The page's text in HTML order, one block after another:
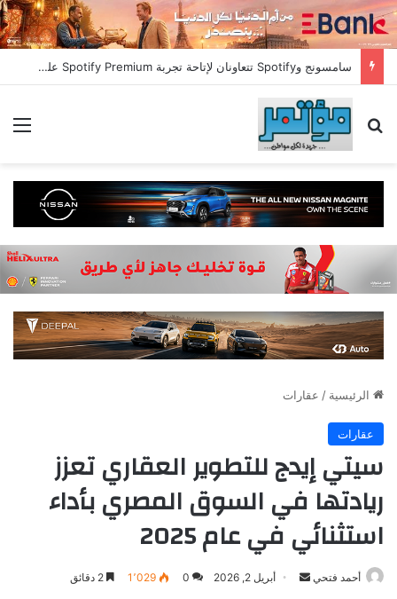
سامسونج وSpotify تتعاونان لإتاحة تجربة Spotify Premium على المزيد من الأجهزة
بحث عن
الرئيسية / عقارات
عقارات
سيتي إيدج للتطوير العقاري تعزز
ريادتها في السوق المصري بأداء
استثنائي في عام 2025
أحمد فتحي
أرسل أبريل 2, 2026 0 1٬029